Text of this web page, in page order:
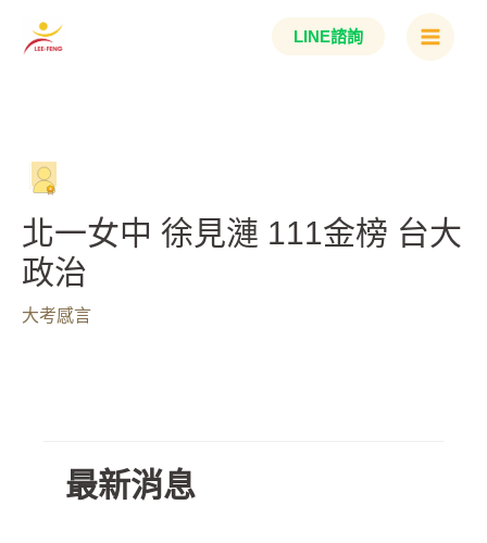
LINE諮詢
Main
北一女中 徐見漣 111金榜 台大
政治
大考感言
最新消息